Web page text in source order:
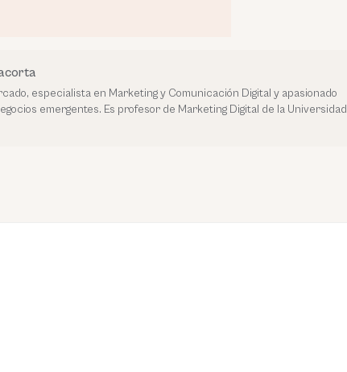
especialista en Marketing y Comunicación Digital y apasionado
emergentes. Es profesor de Marketing Digital de la Universidad